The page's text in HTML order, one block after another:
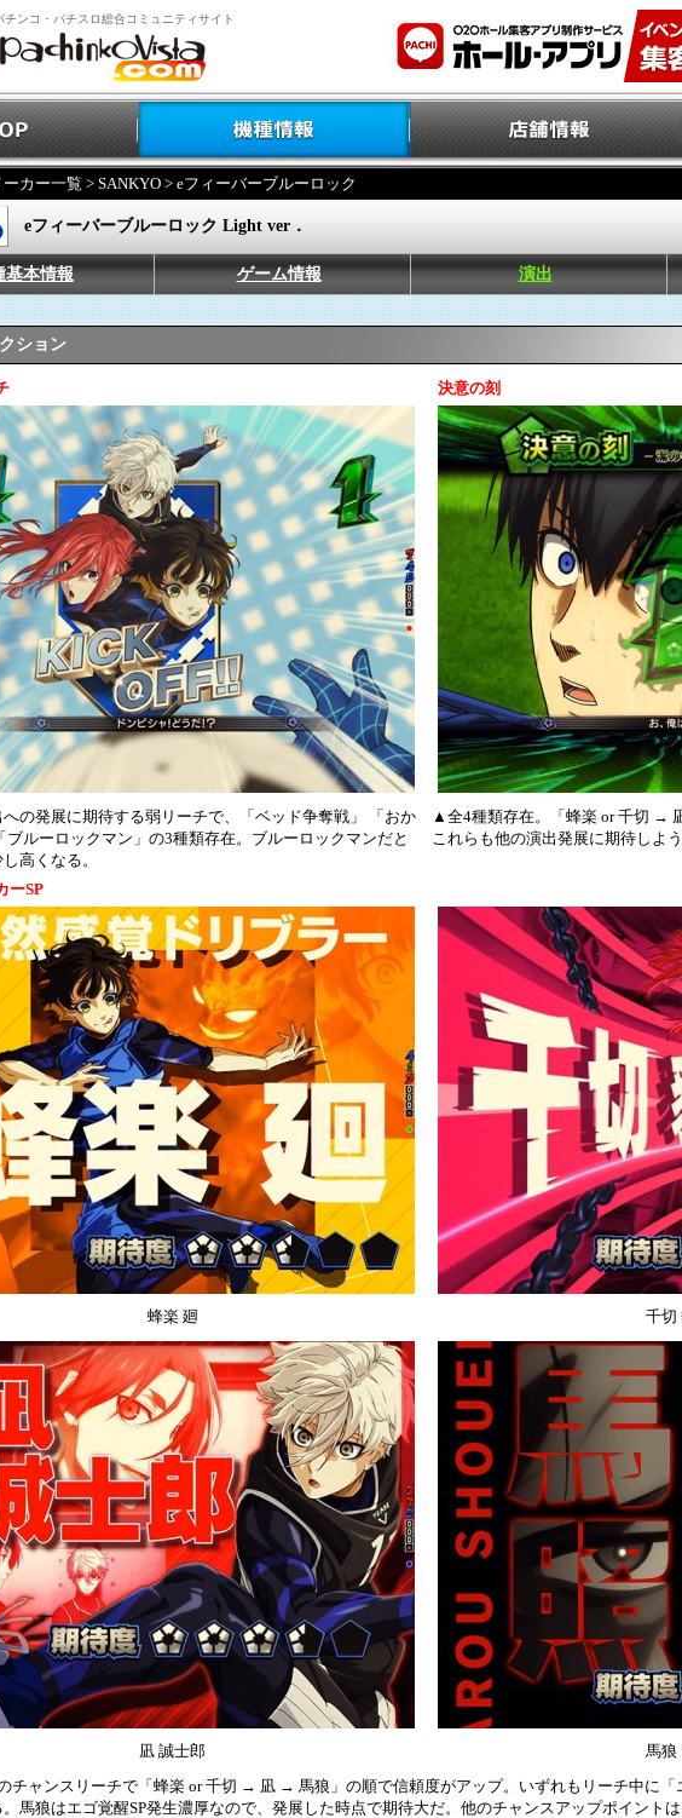
チンコ・パチスロ総合コミュニティサイト
ーカー一覧 > SANKYO > eフィーバーブルーロック
eフィーバーブルーロック Light ver．
基本情報 ゲーム情報 演出
ション
決意の刻
の発展に期待する弱リーチで、「ベッド争奪戦」 「おか
ブルーロックマン」の3種類存在。ブルーロックマンだと
高くなる。
▲全4種類存在。「蜂楽 or 千切 →
これらも他の演出発展に期待しよ
ーSP
蜂楽 廻 千切
凪 誠士郎
馬狼
チャンスリーチで「蜂楽 or 千切 → 凪 → 馬狼」の順で信頼度がアップ。いずれもリーチ中に「
馬狼はエゴ覚醒SP発生濃厚なので、発展した時点で期待大だ。他のチャンスアップポイント